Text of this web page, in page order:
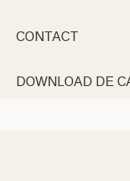
CONTACT
DOWNLOAD DE